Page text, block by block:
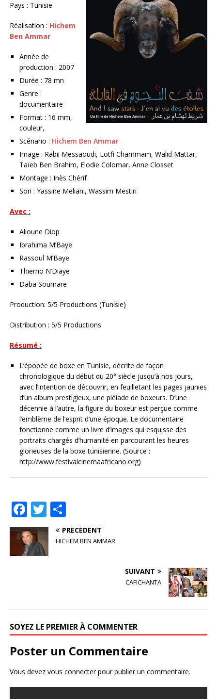
Pays : Tunisie
Réalisation : Hichem
Ben Ammar
Année de
production : 2007
Durée : 78 mn
Genre :
documentaire
Format : 16 mm,
couleur,
Scénario : Hichem Ben Ammar
Image : Rabii Messaoudi, Lotfi Chammam, Walid Mattar,
Taïeb Ben Brahim, Elodie Colomar, Anne Closset
Montage : Inès Chérif
Son : Yassine Meliani, Wassim Mestiri
Avec :
Alioune Diop
Ibrahima M’Baye
Rassoul M’Baye
Thierno N’Diaye
Daba Soumare
Production: 5/5 Productions (Tunisie)
Distribution : 5/5 Productions
Résumé :
L’épopée de boxe en Tunisie, décrite de façon
chronologique du début du 20° siècle jusqu’à nos jours,
avec l’intention de découvrir, en feuilletant les pages jaunies
d’un album prestigieux, une pléiade de boxeurs. D’une
décennie à l’autre, la figure du boxeur est perçue comme
l’emblème de l’esprit d’une époque. Le documentaire
fonctionne comme un livre d’images qui esquisse des
portraits chargés d’humanité en parcourant les heures
glorieuses de la boxe tunisienne. (Source :
http://www.festivalcinemaafricano.org)
F
a
c
e
T
w
it
te
ar
ta
PRÉCÉDENT
HICHEM BEN AMMAR
SUIVANT
CAFICHANTA
SOYEZ LE PREMIER À COMMENTER
Poster un Commentaire
Vous devez vous connecterpour publier un commentaire.